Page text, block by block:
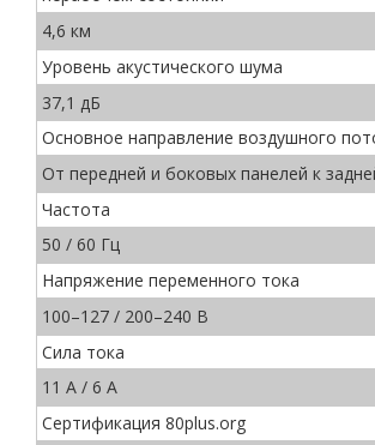
4,6 км
Уровень акустического шума
37,1 дБ
Основное направление воздушного
От передней и боковых панелей к
Частота
50 / 60 Гц
Напряжение переменного тока
100–127 / 200–240 В
Сила тока
11 A / 6 A
Сертификация 80plus.org